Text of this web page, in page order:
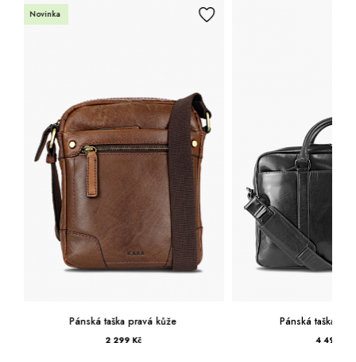
Pánská taška pravá kůže
4 499 Kč
Pánská
2